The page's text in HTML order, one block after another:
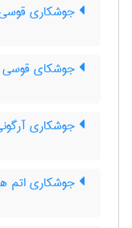
جوشکاری
جوشکای قوسی
جوشکاری
جوشکاری اتم